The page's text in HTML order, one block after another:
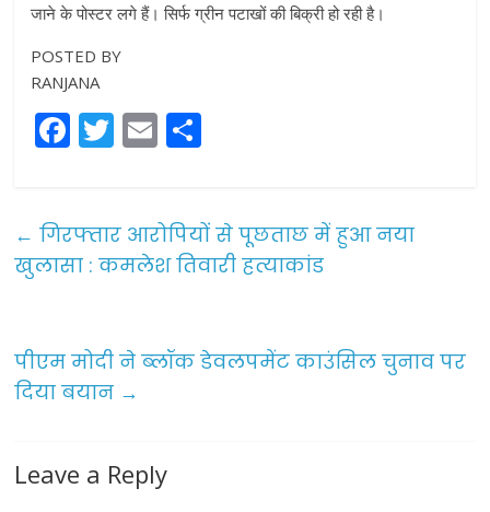
जाने के पोस्टर लगे हैं। सिर्फ ग्रीन पटाखों की बिक्री हो रही है।
POSTED BY
RANJANA
F
a
e
b
o
k
T
w
er
E
m
l e
← गिरफ्तार आरोपियों से पूछताछ में हुआ नया
खुलासा : कमलेश तिवारी हत्याकांड
पीएम मोदी ने ब्‍लॉक डेवलपमेंट काउंसिल चुनाव पर
दिया बयान →
Leave a Reply